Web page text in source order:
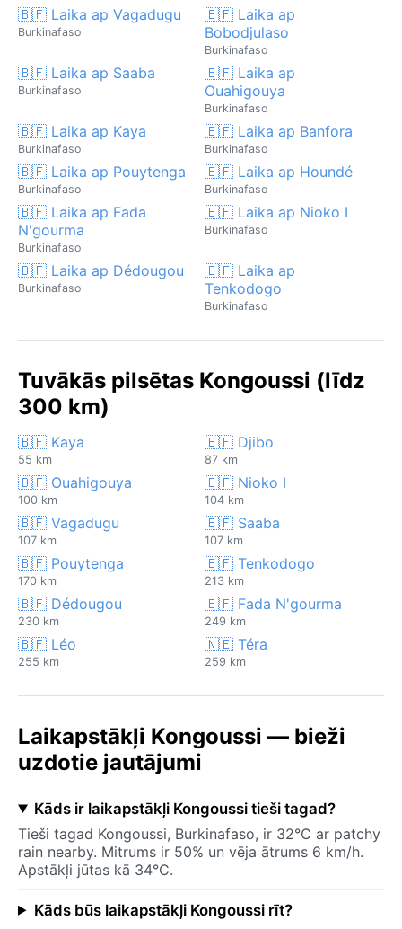
🇧🇫 Laika ap Vagadugu
Burkinafaso
🇧🇫 Laika ap
Bobodjulaso
Burkinafaso
🇧🇫 Laika ap Saaba
Burkinafaso
🇧🇫 Laika ap
Ouahigouya
Burkinafaso
🇧🇫 Laika ap Kaya
Burkinafaso
🇧🇫 Laika ap Banfora
Burkinafaso
🇧🇫 Laika ap Pouytenga
Burkinafaso
🇧🇫 Laika ap Houndé
Burkinafaso
🇧🇫 Laika ap Fada
N'gourma
Burkinafaso
🇧🇫 Laika ap Nioko I
Burkinafaso
🇧🇫 Laika ap Dédougou
Burkinafaso
🇧🇫 Laika ap
Tenkodogo
Burkinafaso
Tuvākās pilsētas Kongoussi (līdz
300 km)
🇧🇫 Kaya
55 km
🇧🇫 Djibo
87 km
🇧🇫 Ouahigouya
100 km
🇧🇫 Nioko I
104 km
🇧🇫 Vagadugu
107 km
🇧🇫 Saaba
107 km
🇧🇫 Pouytenga
170 km
🇧🇫 Tenkodogo
213 km
🇧🇫 Dédougou
230 km
🇧🇫 Fada N'gourma
249 km
🇧🇫 Léo
255 km
🇳🇪 Téra
259 km
Laikapstākļi Kongoussi — bieži
uzdotie jautājumi
Kāds ir laikapstākļi Kongoussi tieši tagad?
Tieši tagad Kongoussi, Burkinafaso, ir 32°C ar patchy
rain nearby. Mitrums ir 50% un vēja ātrums 6 km/h.
Apstākļi jūtas kā 34°C.
Kāds būs laikapstākļi Kongoussi rīt?